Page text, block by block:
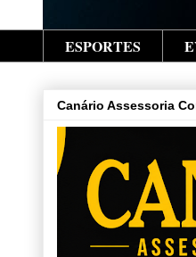
ESPORTES
Canário Assessoria